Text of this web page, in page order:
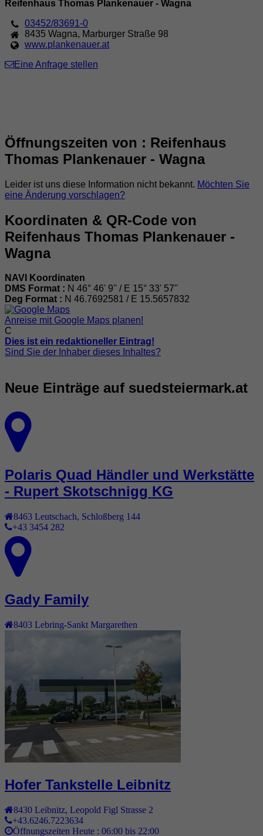
Reifenhaus Thomas Plankenauer - Wagna
03452/83691-0
8435 Wagna, Marburger Straße 98
www.plankenauer.at
Eine Anfrage stellen
Öffnungszeiten von : Reifenhaus
Thomas Plankenauer - Wagna
Leider ist uns diese Information nicht bekannt. Möchten Sie
eine Änderung vorschlagen?
Koordinaten & QR-Code von
Reifenhaus Thomas Plankenauer -
Wagna
NAVI Koordinaten
DMS Format : N 46° 46' 9'' / E 15° 33' 57''
Deg Format : N 46.7692581 / E 15.5657832
Anreise mit Google Maps planen!
C
Dies ist ein redaktioneller Eintrag!
Sind Sie der Inhaber dieses Inhaltes?
Neue Einträge auf suedsteiermark.at
Polaris Quad Händler und Werkstätte
- Rupert Skotschnigg KG
8463 Leutschach
Schloßberg 144
+43 3454 282
Gady Family
8403 Lebring-Sankt Margarethen
Hofer Tankstelle Leibnitz
8430 Leibnitz Leopold Figl Strasse 2
+43.6246.7223634
Öffnungszeiten Heute : 06:00 bis 22:00